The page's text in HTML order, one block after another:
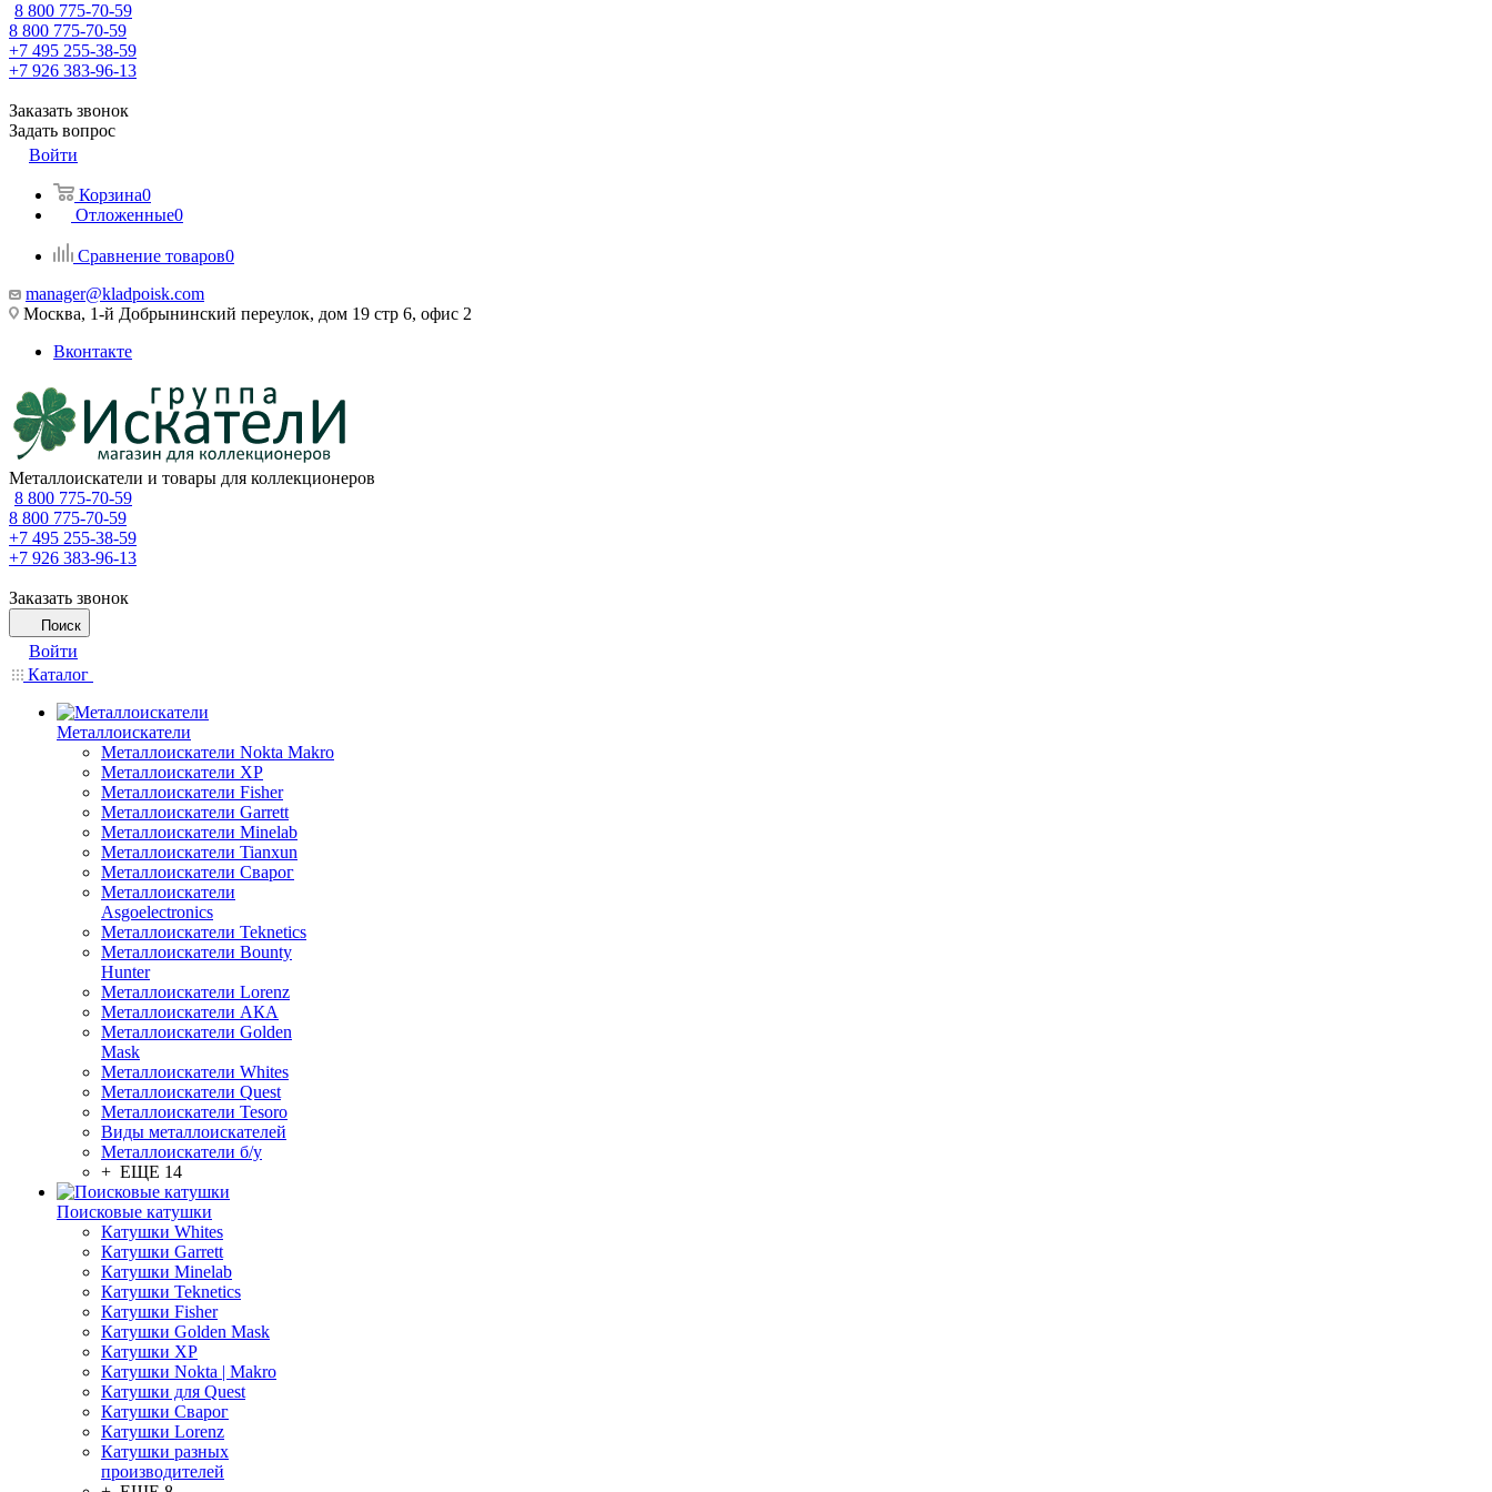
8 800 775-70-59
8 800 775-70-59
+7 495 255-38-59
+7 926 383-96-13
Заказать звонок
Задать вопрос
Войти
Корзина0
Отложенные0
Сравнение товаров0
manager@kladpoisk.com
Москва, 1-й Добрынинский переулок, дом 19 стр 6, офис 2
Вконтакте
Металлоискатели и товары для коллекционеров
8 800 775-70-59
8 800 775-70-59
+7 495 255-38-59
+7 926 383-96-13
Заказать звонок
Поиск
Войти
Каталог
Металлоискатели
Металлоискатели Nokta Makro
Металлоискатели XP
Металлоискатели Fisher
Металлоискатели Garrett
Металлоискатели Minelab
Металлоискатели Tianxun
Металлоискатели Сварог
Металлоискатели
Asgoelectronics
Металлоискатели Teknetics
Металлоискатели Bounty
Hunter
Металлоискатели Lorenz
Металлоискатели АКА
Металлоискатели Golden
Mask
Металлоискатели Whites
Металлоискатели Quest
Металлоискатели Tesoro
Виды металлоискателей
Металлоискатели б/у
+ ЕЩЕ 14
Поисковые катушки
Катушки Whites
Катушки Garrett
Катушки Minelab
Катушки Teknetics
Катушки Fisher
Катушки Golden Mask
Катушки XP
Катушки Nokta | Makro
Катушки для Quest
Катушки Сварог
Катушки Lorenz
Катушки разных
производителей